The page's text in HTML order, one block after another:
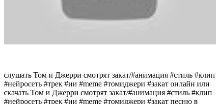
слушать Том и Джерри смотрят закат/#анимация #стиль #клип
#нейросеть #трек #ии #meme #томиджери #закат онлайн или
скачать Том и Джерри смотрят закат/#анимация #стиль #клип
#нейросеть #трек #ии #meme #томиджери #закат песню в